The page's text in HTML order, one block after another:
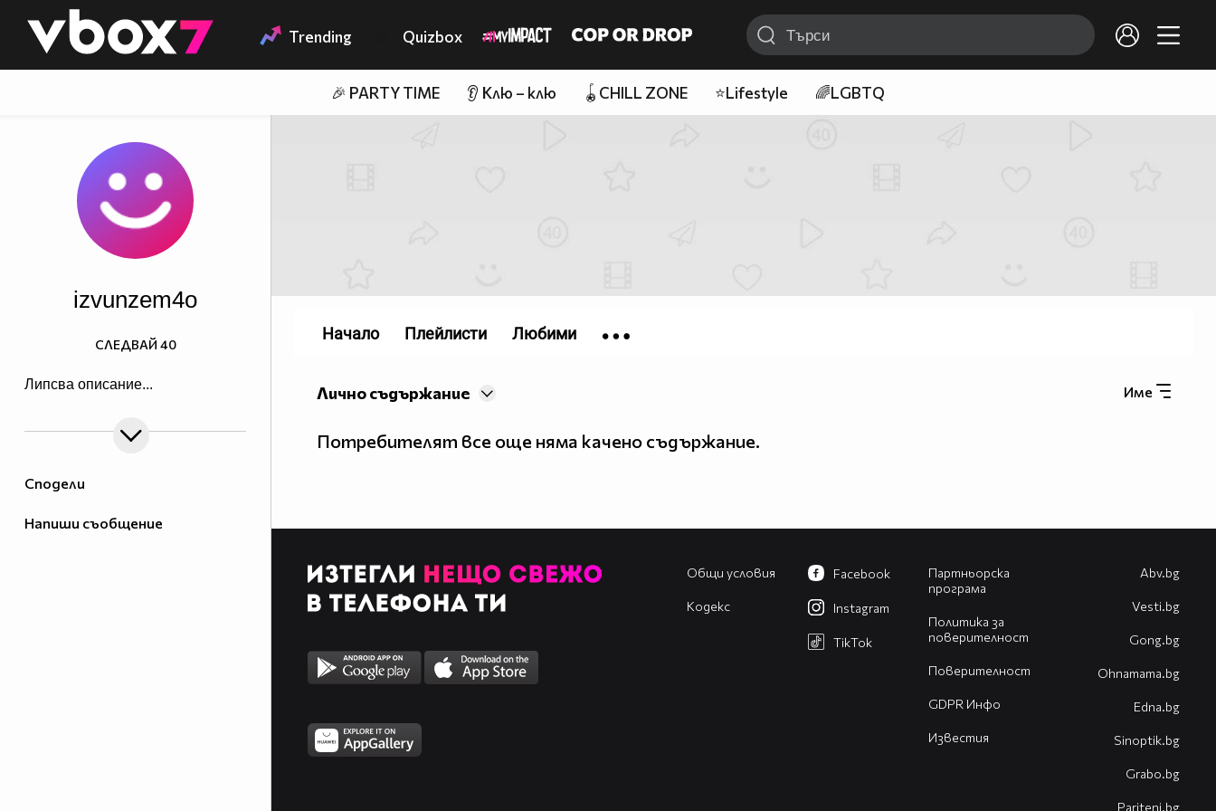
👾 Trending Quizbox
🎉 PARTY TIME 👂 Клю – клю 🪀CHILL ZONE ⭐Lifestyle 🌈LGBTQ
Сподели
Напиши съобщение
izvunzem4o
Липсва описание...
СЛЕДВАЙ 40
Име
Лично съдържание
Потребителят все още няма качено съдържание.
Начало Плейлисти Любими
Общи условия
Кодекс
Партньорска
програма
Политика за
поверителност
Поверителност
GDPR Инфо
Известия
Facebook
Instagram
TikTok
Abv.bg
Vesti.bg
Gong.bg
Оhnamama.bg
Edna.bg
Sinoptik.bg
Grabo.bg
Pariteni.bg